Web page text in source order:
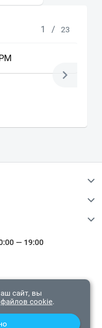
1 / 23
— 19:00
права защищены.
сайт, вы
файлов cookie.